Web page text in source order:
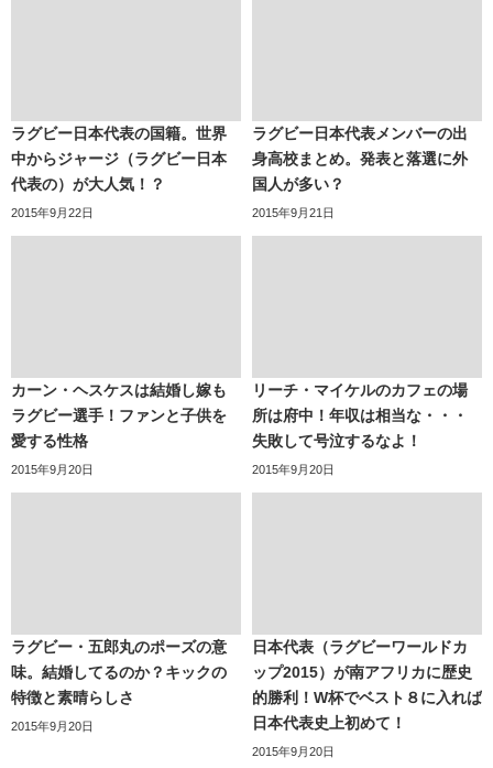
ラグビー日本代表の国籍。世界
中からジャージ（ラグビー日本
代表の）が大人気！？
2015年9月22日
ラグビー日本代表メンバーの出
身高校まとめ。発表と落選に外
国人が多い？
2015年9月21日
カーン・ヘスケスは結婚し嫁も
ラグビー選手！ファンと子供を
愛する性格
2015年9月20日
リーチ・マイケルのカフェの場
所は府中！年収は相当な・・・
失敗して号泣するなよ！
2015年9月20日
ラグビー・五郎丸のポーズの意
味。結婚してるのか？キックの
特徴と素晴らしさ
2015年9月20日
日本代表（ラグビーワールドカ
ップ2015）が南アフリカに歴史
的勝利！W杯でベスト８に入れば
日本代表史上初めて！
2015年9月20日